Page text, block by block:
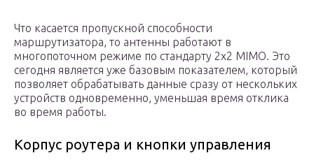
Что касается пропускной способности
маршрутизатора, то антенны работают в
многопоточном режиме по стандарту 2х2 MIMO. Это
сегодня является уже базовым показателем, который
позволяет обрабатывать данные сразу от нескольких
устройств одновременно, уменьшая время отклика
во время работы.
Корпус роутера и кнопки управления